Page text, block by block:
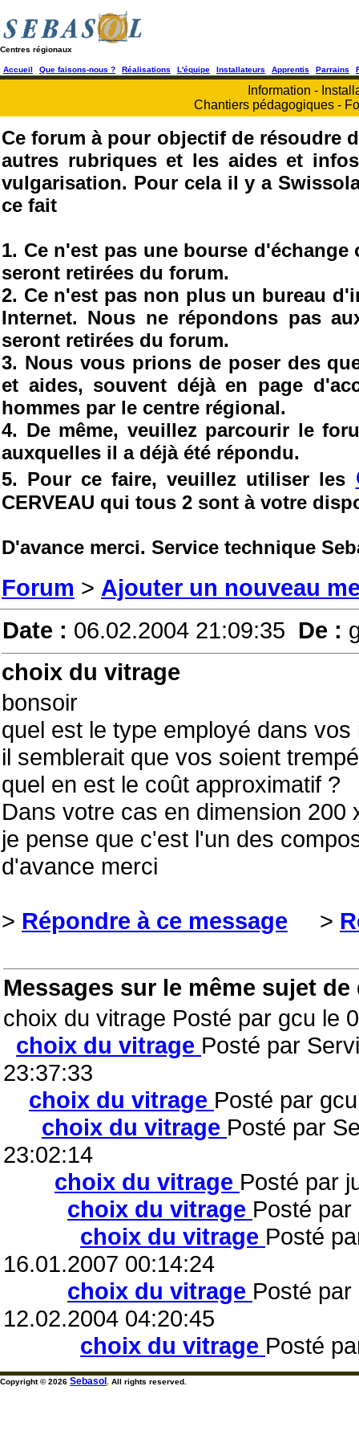
Centres régionaux
Accueil Que faisons-nous ? Réalisations L'équipe Installateurs Apprentis Parrains
Information -
Chantiers pédagogiques -
Ce forum à pour objectif de résoudre
autres rubriques et les aides et
vulgarisation. Pour cela il y a
ce fait
1. Ce n'est pas une bourse
seront retirées du forum.
2. Ce n'est pas non plus un bureau
Internet. Nous ne répondons pas
seront retirées du forum.
3. Nous vous prions de poser des
et aides, souvent déjà en page
hommes par le centre régional.
4. De même, veuillez parcourir le
auxquelles il a déjà été répondu.
5. Pour ce faire, veuillez utiliser les
CERVEAU qui tous 2 sont à votre
D'avance merci. Service technique
Forum > Ajouter un nouveau
Date : 06.02.2004 21:09:35 De :
choix du vitrage
bonsoir
quel est le type employé dans vos
il semblerait que vos soient
quel en est le coût approximatif ?
Dans votre cas en dimension 200
je pense que c'est l'un des
d'avance merci
> Répondre à ce message >
Messages sur le même sujet
choix du vitrage Posté par gcu le
choix du vitrage Posté par
23:37:33
choix du vitrage Posté par
choix du vitrage Posté par
23:02:14
choix du vitrage Posté par
choix du vitrage Posté
choix du vitrage Posté
16.01.2007 00:14:24
choix du vitrage Posté
12.02.2004 04:20:45
choix du vitrage Posté
Copyright © 2026 Sebasol . All rights reserved.